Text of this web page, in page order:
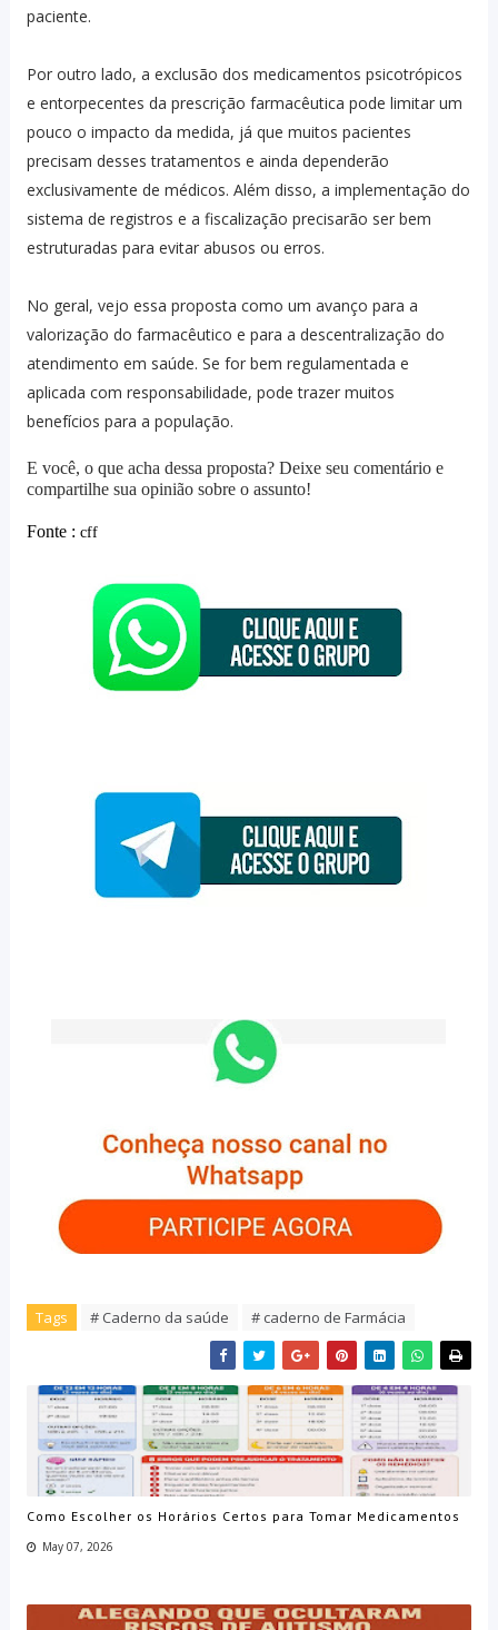
paciente.
Por outro lado, a exclusão dos medicamentos psicotrópicos
e entorpecentes da prescrição farmacêutica pode limitar um
pouco o impacto da medida, já que muitos pacientes
precisam desses tratamentos e ainda dependerão
exclusivamente de médicos. Além disso, a implementação do
sistema de registros e a fiscalização precisarão ser bem
estruturadas para evitar abusos ou erros.
No geral, vejo essa proposta como um avanço para a
valorização do farmacêutico e para a descentralização do
atendimento em saúde. Se for bem regulamentada e
aplicada com responsabilidade, pode trazer muitos
benefícios para a população.
E você, o que acha dessa proposta? Deixe seu comentário e
compartilhe sua opinião sobre o assunto!
Fonte : cff
Tags # Caderno da saúde # caderno de Farmácia
Como Escolher os Horários Certos para Tomar Medicamentos
May 07, 2026